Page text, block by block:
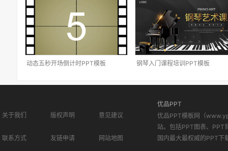
动态五秒开场倒计时PPT模板 钢琴入门课程培训PPT模板
关于我们 版权声明 意见建议
联系方式 友链申请 网站地图
优品PPT
优品PPT模板网（
站。包括PPT图表、PPT
国内最大最权威的PPT下